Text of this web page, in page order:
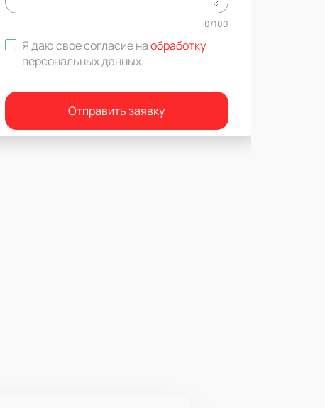
0/100
Я даю свое согласие наобработку
персональных данных.
Отправить заявку